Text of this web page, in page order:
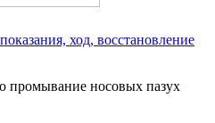
ход, восстановление
промывание носовых пазух